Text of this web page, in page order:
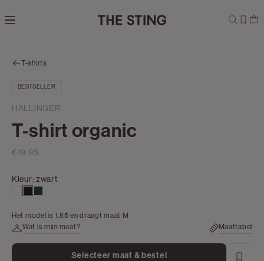
direct naar
zoekbalk
naar de
T-shirts
BESTSELLER
HALLINGER
T-shirt organic
€19.95
Kleur:zwart
donker
Het model is 1.85 en draagt maat M
Wat is mijn maat?
Maattabel
Selecteer maat & bestel